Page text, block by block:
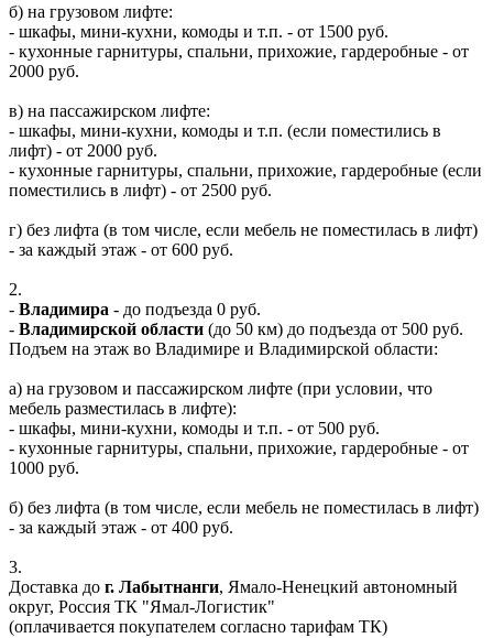
б) на грузовом лифте:
- шкафы, мини-кухни, комоды и т.п. - от 1500 руб.
- кухонные гарнитуры, спальни, прихожие, гардеробные - от
2000 руб.
в) на пассажирском лифте:
- шкафы, мини-кухни, комоды и т.п. (если поместились в
лифт) - от 2000 руб.
- кухонные гарнитуры, спальни, прихожие, гардеробные (если
поместились в лифт) - от 2500 руб.
г) без лифта (в том числе, если мебель не поместилась в лифт)
- за каждый этаж - от 600 руб.
2.
- Владимира - до подъезда 0 руб.
- Владимирской области (до 50 км) до подъезда от 500 руб.
Подъем на этаж во Владимире и Владимирской области:
а) на грузовом и пассажирском лифте (при условии, что
мебель разместилась в лифте):
- шкафы, мини-кухни, комоды и т.п. - от 500 руб.
- кухонные гарнитуры, спальни, прихожие, гардеробные - от
1000 руб.
б) без лифта (в том числе, если мебель не поместилась в лифт)
- за каждый этаж - от 400 руб.
3.
Доставка до г. Лабытнанги, Ямало-Ненецкий автономный
округ, Россия ТК "Ямал-Логистик"
(оплачивается покупателем согласно тарифам ТК)